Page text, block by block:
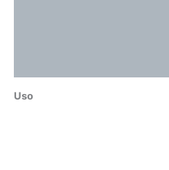
Uso